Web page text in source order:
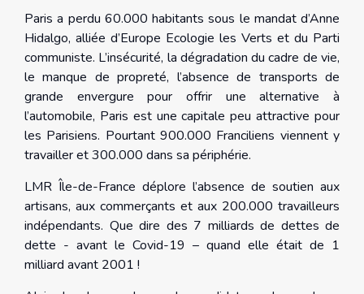
Paris a perdu 60.000 habitants sous le mandat d’Anne
Hidalgo, alliée d’Europe Ecologie les Verts et du Parti
communiste. L’insécurité, la dégradation du cadre de vie,
le manque de propreté, l’absence de transports de
grande envergure pour offrir une alternative à
l’automobile, Paris est une capitale peu attractive pour
les Parisiens. Pourtant 900.000 Franciliens viennent y
travailler et 300.000 dans sa périphérie.
LMR Île-de-France déplore l’absence de soutien aux
artisans, aux commerçants et aux 200.000 travailleurs
indépendants. Que dire des 7 milliards de dettes de
dette - avant le Covid-19 – quand elle était de 1
milliard avant 2001 !